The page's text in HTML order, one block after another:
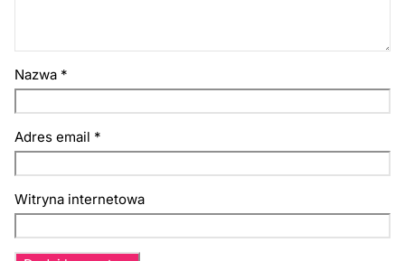
Nazwa *
Adres email *
Witryna internetowa